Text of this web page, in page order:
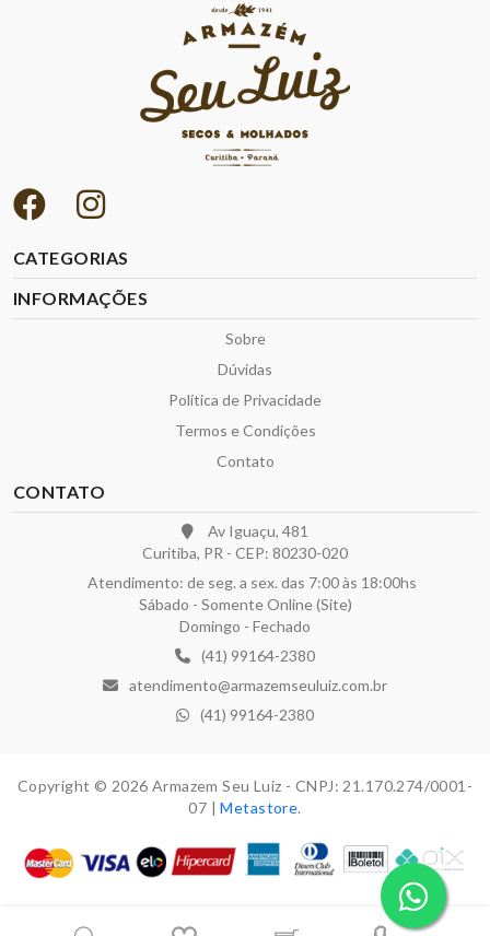
CATEGORIAS
INFORMAÇÕES
Sobre
Dúvidas
Política de Privacidade
Termos e Condições
Contato
CONTATO
Av Iguaçu, 481
Curitiba, PR - CEP: 80230-020
Atendimento: de seg. a sex. das 7:00 às 18:00hs
Sábado - Somente Online (Site)
Domingo - Fechado
(41) 99164-2380
atendimento@armazemseuluiz.com.br
(41) 99164-2380
Copyright © 2026 Armazem Seu Luiz - CNPJ: 21.170.274/0001-
07 |Metastore.